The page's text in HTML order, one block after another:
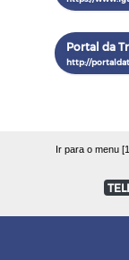
Portal da
Ir para o menu